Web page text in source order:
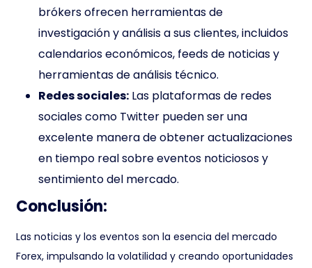
brókers ofrecen herramientas de
investigación y análisis a sus clientes, incluidos
calendarios económicos, feeds de noticias y
herramientas de análisis técnico.
Redes sociales: Las plataformas de redes
sociales como Twitter pueden ser una
excelente manera de obtener actualizaciones
en tiempo real sobre eventos noticiosos y
sentimiento del mercado.
Conclusión:
Las noticias y los eventos son la esencia del mercado
Forex, impulsando la volatilidad y creando oportunidades